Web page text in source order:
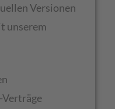
Versionen
unserem
Verträge